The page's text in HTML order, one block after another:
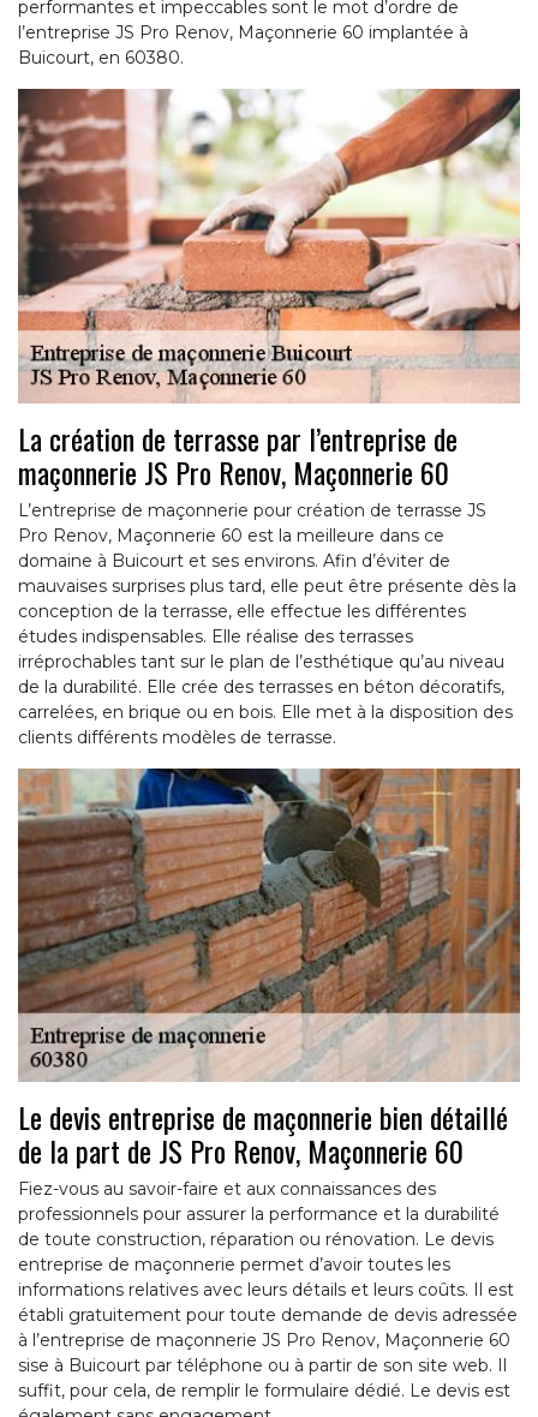
performantes et impeccables sont le mot d’ordre de
l’entreprise JS Pro Renov, Maçonnerie 60 implantée à
Buicourt, en 60380.
La création de terrasse par l’entreprise de
maçonnerie JS Pro Renov, Maçonnerie 60
L’entreprise de maçonnerie pour création de terrasse JS
Pro Renov, Maçonnerie 60 est la meilleure dans ce
domaine à Buicourt et ses environs. Afin d’éviter de
mauvaises surprises plus tard, elle peut être présente dès la
conception de la terrasse, elle effectue les différentes
études indispensables. Elle réalise des terrasses
irréprochables tant sur le plan de l’esthétique qu’au niveau
de la durabilité. Elle crée des terrasses en béton décoratifs,
carrelées, en brique ou en bois. Elle met à la disposition des
clients différents modèles de terrasse.
Le devis entreprise de maçonnerie bien détaillé
de la part de JS Pro Renov, Maçonnerie 60
Fiez-vous au savoir-faire et aux connaissances des
professionnels pour assurer la performance et la durabilité
de toute construction, réparation ou rénovation. Le devis
entreprise de maçonnerie permet d’avoir toutes les
informations relatives avec leurs détails et leurs coûts. Il est
établi gratuitement pour toute demande de devis adressée
à l’entreprise de maçonnerie JS Pro Renov, Maçonnerie 60
sise à Buicourt par téléphone ou à partir de son site web. Il
suffit, pour cela, de remplir le formulaire dédié. Le devis est